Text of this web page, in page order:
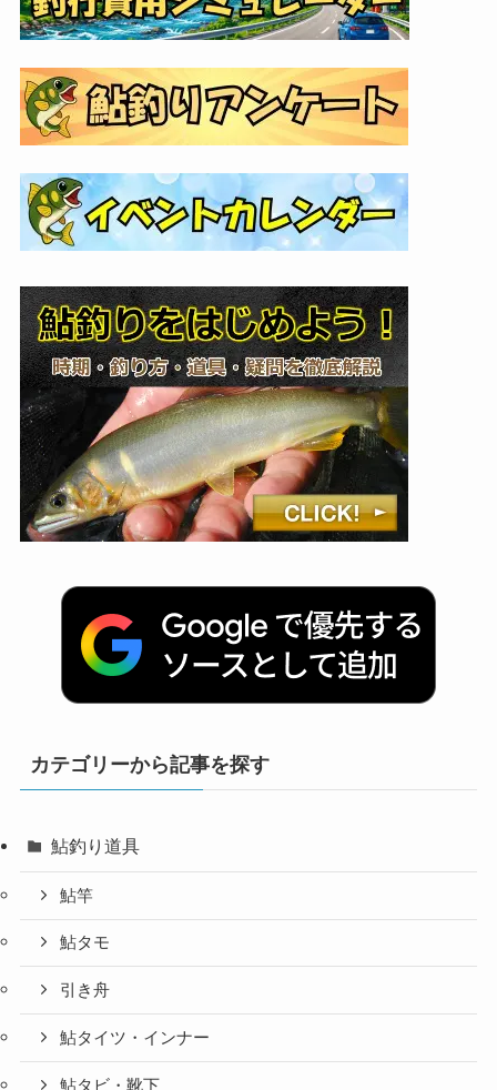
カテゴリーから記事を探す
鮎釣り道具
鮎竿
鮎タモ
引き舟
鮎タイツ・インナー
鮎タビ・靴下